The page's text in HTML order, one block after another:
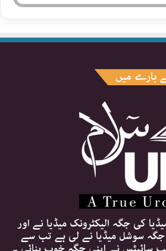
بارے میں
کی جگہ الیکٹرونک میڈیا نے اور
جگہ سوشل میڈیا نے لی ہے تب سے